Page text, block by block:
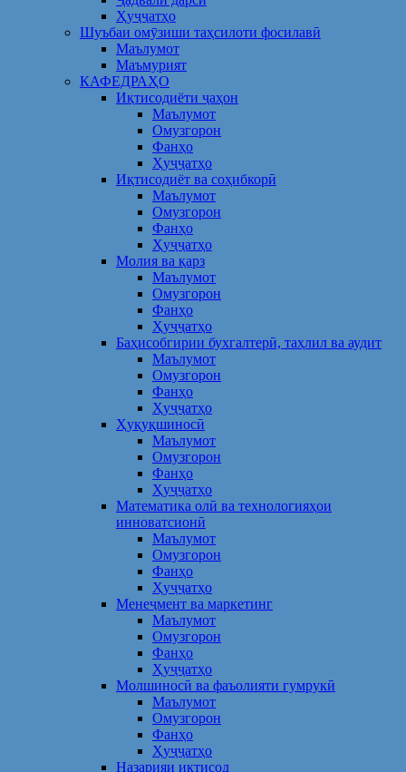
Ҳуҷҷатҳо
Шуъбаи омӯзиши таҳсилоти фосилавӣ
Маълумот
Маъмурият
КАФЕДРАҲО
Иқтисодиёти ҷаҳон
Маълумот
Омузгорон
Фанҳо
Ҳуҷҷатҳо
Иқтисодиёт ва соҳибкорӣ
Маълумот
Омузгорон
Фанҳо
Ҳуҷҷатҳо
Молия ва қарз
Маълумот
Омузгорон
Фанҳо
Ҳуҷҷатҳо
Баҳисобгирии бухгалтерӣ, таҳлил ва аудит
Маълумот
Омузгорон
Фанҳо
Ҳуҷҷатҳо
Ҳуқуқшиносӣ
Маълумот
Омузгорон
Фанҳо
Ҳуҷҷатҳо
Математика олӣ ва технологияҳои
инноватсионӣ
Маълумот
Омузгорон
Фанҳо
Ҳуҷҷатҳо
Менеҷмент ва маркетинг
Маълумот
Омузгорон
Фанҳо
Ҳуҷҷатҳо
Молшиносӣ ва фаъолияти гумрукӣ
Маълумот
Омузгорон
Фанҳо
Ҳуҷҷатҳо
Назарияи иқтисод